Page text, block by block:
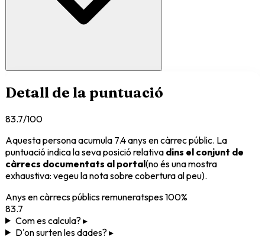
Detall de la puntuació
83.7/100
Aquesta persona acumula 7.4anys en càrrec públic. La
puntuació indica la seva posició relativa dins el conjunt de
càrrecs documentats al portal(no és una mostra
exhaustiva: vegeu la nota sobre cobertura al peu).
Anys en càrrecs públics remuneratspes100%
83.7
Com es calcula? ▸
D'on surten les dades? ▸